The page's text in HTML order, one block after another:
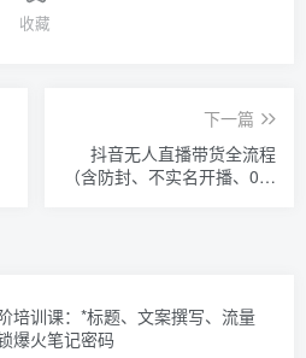
收藏
下一篇
抖音无人直播带货全流程
（含防封、不实名开播、0粉
培训课：*标题、文案撰写、流量
爆火笔记密码